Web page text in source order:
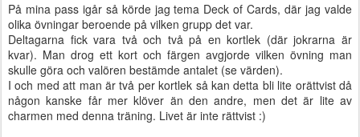
På mina pass igår så körde jag tema Deck of Cards, där jag valde
olika övningar beroende på vilken grupp det var.
Deltagarna fick vara två och två på en kortlek (där jokrarna är
kvar). Man drog ett kort och färgen avgjorde vilken övning man
skulle göra och valören bestämde antalet (se värden).
I och med att man är två per kortlek så kan detta bli lite orättvist då
någon kanske får mer klöver än den andre, men det är lite av
charmen med denna träning. Livet är inte rättvist :)